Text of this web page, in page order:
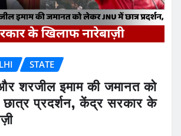
STATE
शरजील इमाम की जमानत को
प्रदर्शन, केंद्र सरकार के